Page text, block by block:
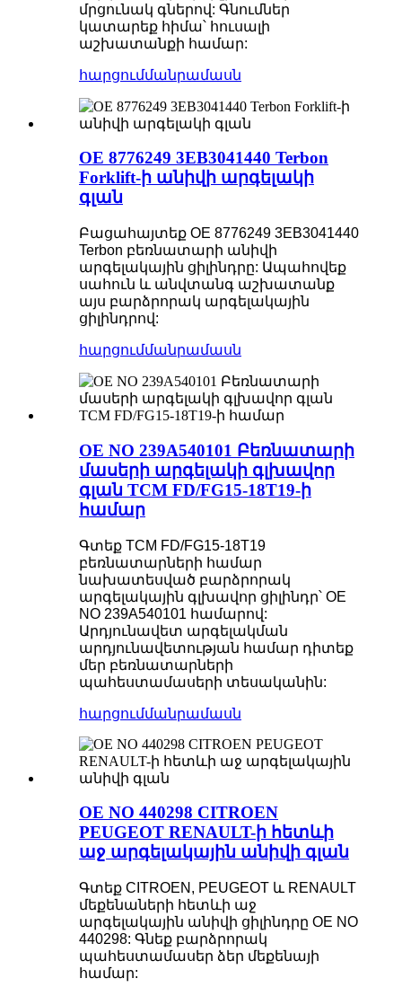
մրցունակ գներով: Գնումներ
կատարեք հիմա՝ հուսալի
աշխատանքի համար:
հարցումմանրամասն
OE 8776249 3EB3041440 Terbon
Forklift-ի անիվի արգելակի
գլան
Բացահայտեք OE 8776249 3EB3041440
Terbon բեռնատարի անիվի
արգելակային ցիլինդրը: Ապահովեք
սահուն և անվտանգ աշխատանք
այս բարձրորակ արգելակային
ցիլինդրով:
հարցումմանրամասն
OE NO 239A540101 Բեռնատարի
մասերի արգելակի գլխավոր
գլան TCM FD/FG15-18T19-ի
համար
Գտեք TCM FD/FG15-18T19
բեռնատարների համար
նախատեսված բարձրորակ
արգելակային գլխավոր ցիլինդր՝ OE
NO 239A540101 համարով:
Արդյունավետ արգելակման
արդյունավետության համար դիտեք
մեր բեռնատարների
պահեստամասերի տեսականին:
հարցումմանրամասն
OE NO 440298 CITROEN
PEUGEOT RENAULT-ի հետևի
աջ արգելակային անիվի գլան
Գտեք CITROEN, PEUGEOT և RENAULT
մեքենաների հետևի աջ
արգելակային անիվի ցիլինդրը OE NO
440298: Գնեք բարձրորակ
պահեստամասեր ձեր մեքենայի
համար: